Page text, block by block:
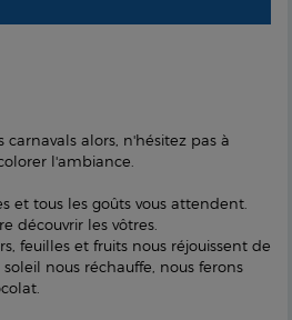
alors, n'hésitez pas à
l'ambiance.
et tous les goûts vous attendent.
découvrir les vôtres.
feuilles et fruits nous réjouissent de
nous réchauffe, nous ferons